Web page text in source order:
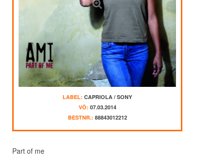
LABEL: CAPRIOLA / SONY
VÖ: 07.03.2014
BESTNR.: 88843012212
Part of me